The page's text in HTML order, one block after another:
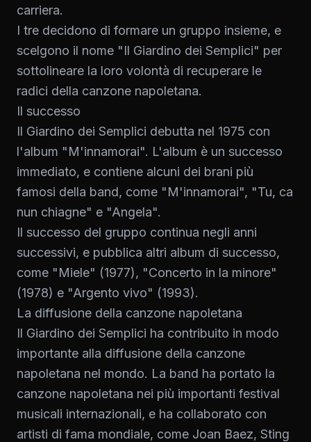
carriera.
I tre decidono di formare un gruppo insieme, e
scelgono il nome "Il Giardino dei Semplici" per
sottolineare la loro volontà di recuperare le
radici della canzone napoletana.
Il successo
Il Giardino dei Semplici debutta nel 1975 con
l'album "M'innamorai". L'album è un successo
immediato, e contiene alcuni dei brani più
famosi della band, come "M'innamorai", "Tu, ca
nun chiagne" e "Angela".
Il successo del gruppo continua negli anni
successivi, e pubblica altri album di successo,
come "Miele" (1977), "Concerto in la minore"
(1978) e "Argento vivo" (1993).
La diffusione della canzone napoletana
Il Giardino dei Semplici ha contribuito in modo
importante alla diffusione della canzone
napoletana nel mondo. La band ha portato la
canzone napoletana nei più importanti festival
musicali internazionali, e ha collaborato con
artisti di fama mondiale, come Joan Baez, Sting